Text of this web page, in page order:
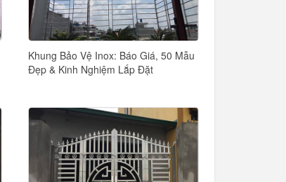
Khung Bảo Vệ Inox: Báo Giá, 50 Mẫu
Đẹp & Kinh Nghiệm Lắp Đặt